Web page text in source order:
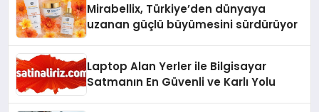
Mirabellix, Türkiye’den dünyaya
uzanan güçlü büyümesini sürdürüyor
Laptop Alan Yerler ile Bilgisayar
Satmanın En Güvenli ve Karlı Yolu